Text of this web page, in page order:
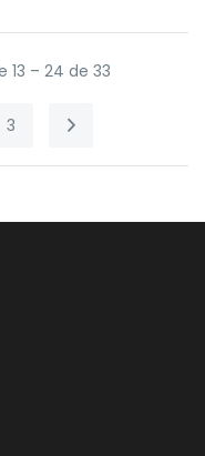
– 24 de 33
3